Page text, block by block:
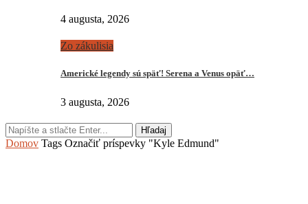
4 augusta, 2026
Zo zákulisia
Americké legendy sú späť! Serena a Venus opäť…
3 augusta, 2026
Hľadaj
Domov Tags Označiť príspevky "Kyle Edmund"